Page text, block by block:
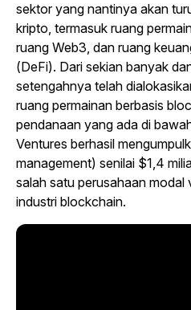
sektor yang nantinya akan
kripto, termasuk ruang
ruang Web3, dan ruang
(DeFi). Dari sekian banyak
setengahnya telah
ruang permainan berbasis
pendanaan yang ada di
Ventures berhasil
management) senilai $1,4
salah satu perusahaan modal
industri blockchain.